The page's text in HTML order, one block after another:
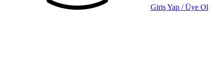
Giriş Yap / Üye Ol